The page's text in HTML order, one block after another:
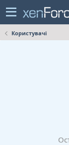
Користувачі